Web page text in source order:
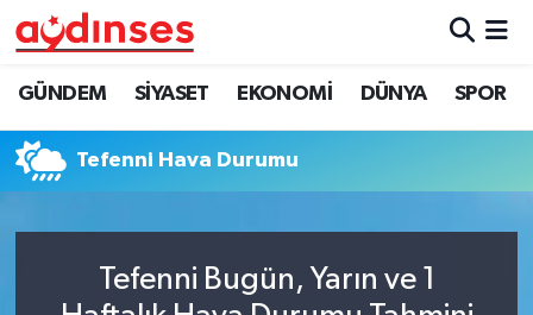
GÜNDEM SİYASET EKONOMİ DÜNYA SPOR
Tefenni Hava Durumu
Tefenni Bugün, Yarın ve 1
GÜNDEM
SİYASET
DÜNYA
Nöbetçi Eczaneler
Hava Durumu
Trafik Durumu